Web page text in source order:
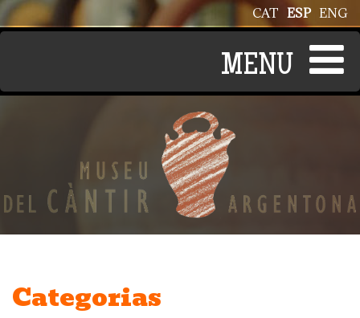
Pasar al contenido principal ENG
ESP
CAT
Categorias